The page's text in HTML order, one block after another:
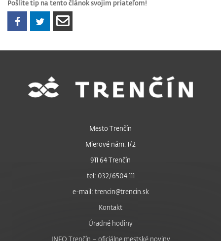
Pošlite tip na tento článok svojim priateľom!
Mesto Trenčín
Mierové nám. 1/2
911 64 Trenčín
tel: 032/6504 111
e-mail: trencin@trencin.sk
Kontakt
Úradné hodiny
INFO Trenčín – oficiálne mestské noviny